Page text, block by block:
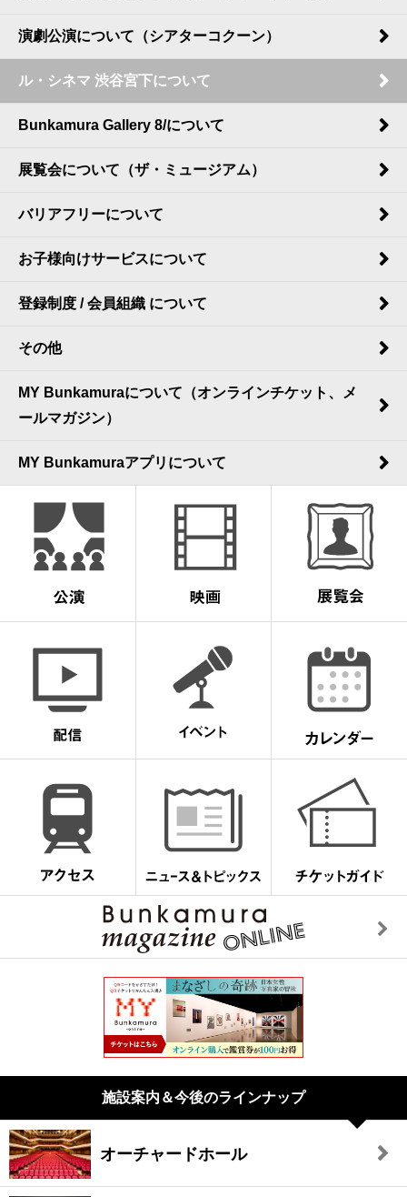
演劇公演について（シアターコクーン）
ル・シネマ 渋谷宮下について
Bunkamura Gallery 8/について
展覧会について（ザ・ミュージアム）
バリアフリーについて
お子様向けサービスについて
登録制度 / 会員組織 について
その他
MY Bunkamuraについて（オンラインチケット、メ
ールマガジン）
MY Bunkamuraアプリについて
施設案内＆今後のラインナップ
オーチャードホール